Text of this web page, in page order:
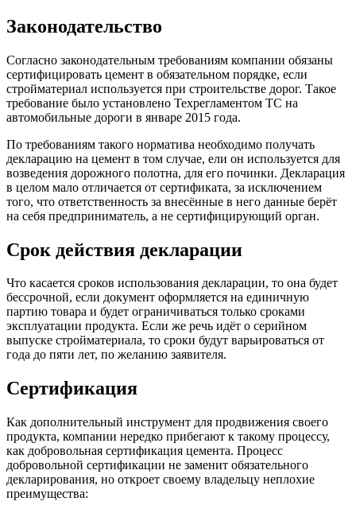
Законодательство
Согласно законодательным требованиям компании обязаны
сертифицировать цемент в обязательном порядке, если
стройматериал используется при строительстве дорог. Такое
требование было установлено Техрегламентом ТС на
автомобильные дороги в январе 2015 года.
По требованиям такого норматива необходимо получать
декларацию на цемент в том случае, ели он используется для
возведения дорожного полотна, для его починки. Декларация
в целом мало отличается от сертификата, за исключением
того, что ответственность за внесённые в него данные берёт
на себя предприниматель, а не сертифицирующий орган.
Срок действия декларации
Что касается сроков использования декларации, то она будет
бессрочной, если документ оформляется на единичную
партию товара и будет ограничиваться только сроками
эксплуатации продукта. Если же речь идёт о серийном
выпуске стройматериала, то сроки будут варьироваться от
года до пяти лет, по желанию заявителя.
Сертификация
Как дополнительный инструмент для продвижения своего
продукта, компании нередко прибегают к такому процессу,
как добровольная сертификация цемента. Процесс
добровольной сертификации не заменит обязательного
декларирования, но откроет своему владельцу неплохие
преимущества: